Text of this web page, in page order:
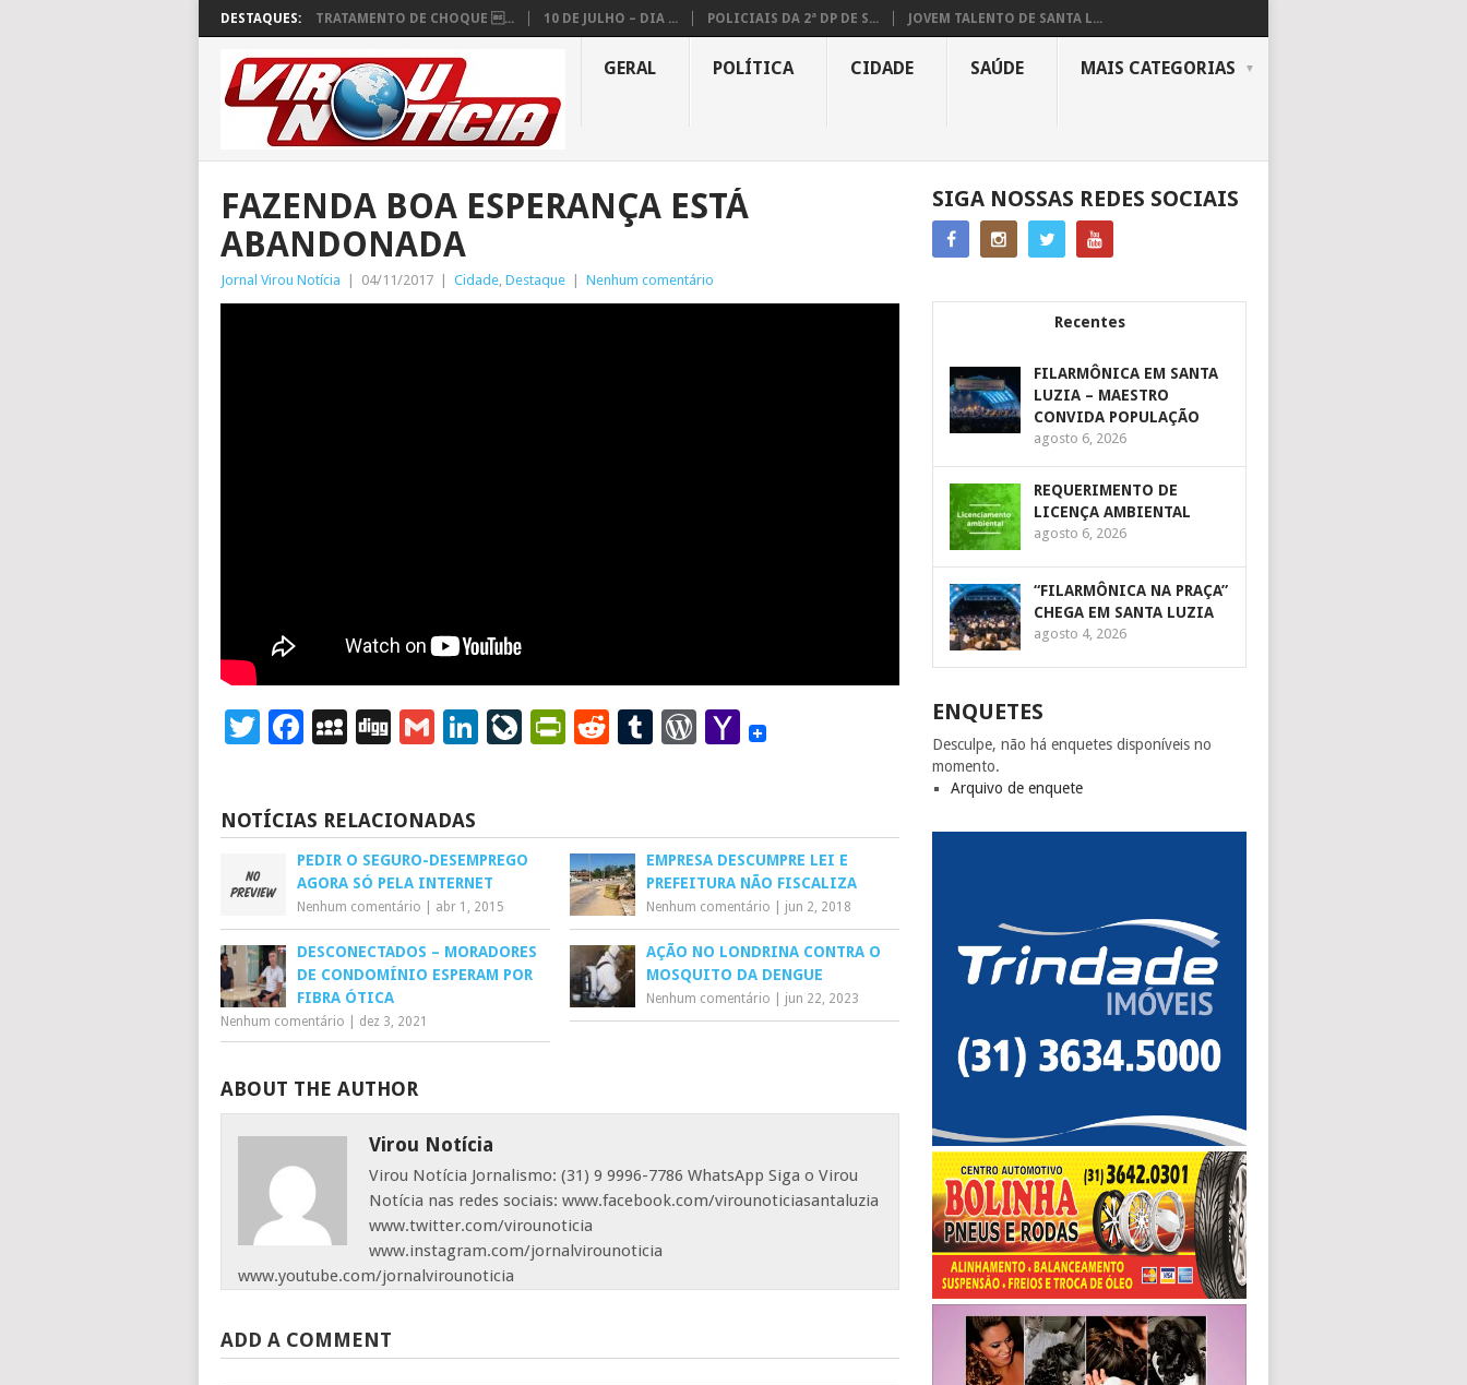
DESTAQUES: TRATAMENTO DE CHOQUE ... 10 DE JULHO – DIA ... POLICIAIS DA 2ª DP DE S... JOVEM TALENTO DE SANTA L...
GERAL POLÍTICA CIDADE SAÚDE MAIS CATEGORIAS
FAZENDA BOA ESPERANÇA ESTÁ
ABANDONADA
Jornal Virou Notícia 04/11/2017 Cidade, Destaque Nenhum comentário
Twitter
Facebook
MySpace
DiggGmailLinkedIn
LiveJournal
PrintFriendly
RedditTumblr
WordPress
Yahoo
NOTÍCIAS RELACIONADAS
PEDIR O SEGURO-DESEMPREGO
AGORA SÓ PELA INTERNET
Nenhum comentário abr 1, 2015
EMPRESA DESCUMPRE LEI E
PREFEITURA NÃO FISCALIZA
Nenhum comentário jun 2, 2018
DESCONECTADOS – MORADORES
DE CONDOMÍNIO ESPERAM POR
FIBRA ÓTICA
Nenhum comentário dez 3, 2021
AÇÃO NO LONDRINA CONTRA O
MOSQUITO DA DENGUE
Nenhum comentário jun 22, 2023
ABOUT THE AUTHOR
Virou Notícia
Virou Notícia Jornalismo: (31) 9 9996-7786 WhatsApp Siga o Virou
Notícia nas redes sociais: www.facebook.com/virounoticiasantaluzia
www.twitter.com/virounoticia
www.instagram.com/jornalvirounoticia
www.youtube.com/jornalvirounoticia
ADD A COMMENT
SIGA NOSSAS REDES SOCIAIS
Recentes
FILARMÔNICA EM SANTA
LUZIA – MAESTRO
CONVIDA POPULAÇÃO
agosto 6, 2026
REQUERIMENTO DE
LICENÇA AMBIENTAL
agosto 6, 2026
“FILARMÔNICA NA PRAÇA”
CHEGA EM SANTA LUZIA
agosto 4, 2026
ENQUETES
Desculpe, não há enquetes disponíveis no
momento.
Arquivo de enquete